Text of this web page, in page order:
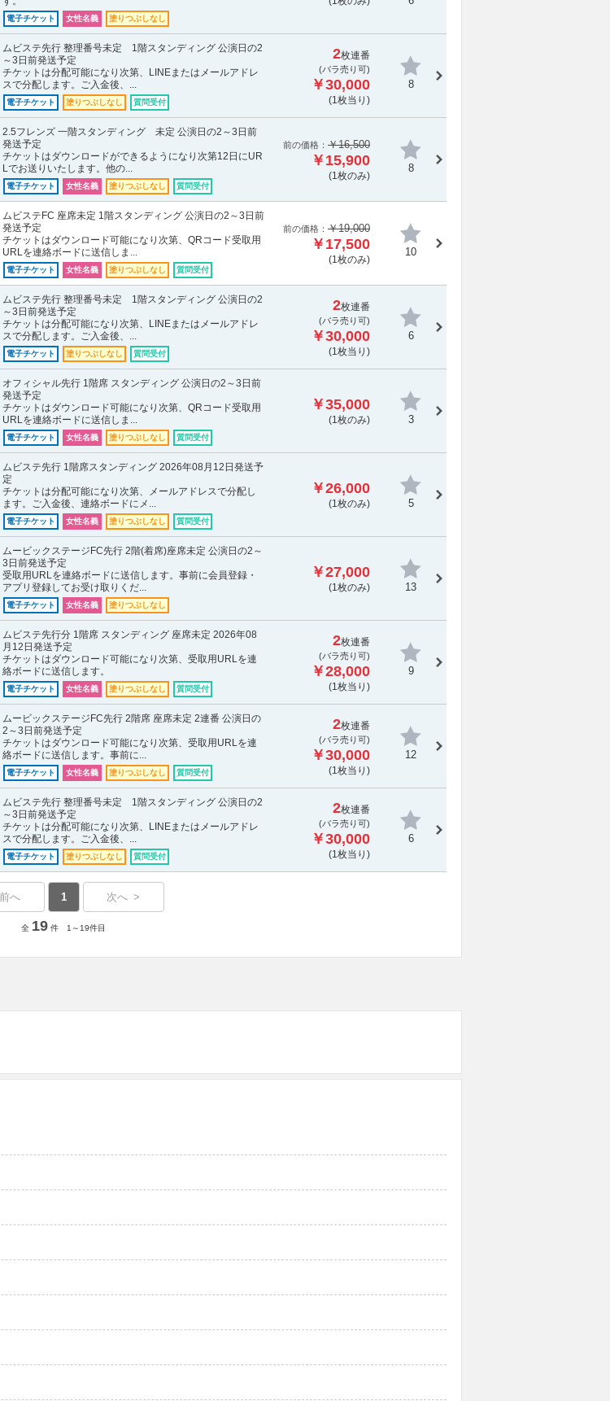
電子チケット 女性名義 塗りつぶしなし
ムビステ先行 整理番号未定 1階スタンディング 公演日の2
～3日前発送予定
チケットは分配可能になり次第、LINEまたはメールアドレ
スで分配します。ご入金後、...
電子チケット 塗りつぶしなし 質問受付
2枚連番
(バラ売り可)
￥30,000
(1枚当り)
8
2.5フレンズ 一階スタンディング 未定 公演日の2～3日前
発送予定
チケットはダウンロードができるようになり次第12日にUR
Lでお送りいたします。他の...
電子チケット 女性名義 塗りつぶしなし 質問受付
前の価格： ￥16,500
￥15,900
(1枚のみ)
8
ムビステFC 座席未定 1階スタンディング 公演日の2～3日前
発送予定
チケットはダウンロード可能になり次第、QRコード受取用
URLを連絡ボードに送信しま...
電子チケット 女性名義 塗りつぶしなし 質問受付
前の価格： ￥19,000
￥17,500
(1枚のみ)
10
ムビステ先行 整理番号未定 1階スタンディング 公演日の2
～3日前発送予定
チケットは分配可能になり次第、LINEまたはメールアドレ
スで分配します。ご入金後、...
電子チケット 塗りつぶしなし 質問受付
2枚連番
(バラ売り可)
￥30,000
(1枚当り)
6
オフィシャル先行 1階席 スタンディング 公演日の2～3日前
発送予定
チケットはダウンロード可能になり次第、QRコード受取用
URLを連絡ボードに送信しま...
電子チケット 女性名義 塗りつぶしなし 質問受付
￥35,000
(1枚のみ) 3
ムビステ先行 1階席スタンディング 2026年08月12日発送予
定
チケットは分配可能になり次第、メールアドレスで分配し
ます。ご入金後、連絡ボードにメ...
電子チケット 女性名義 塗りつぶしなし 質問受付
￥26,000
(1枚のみ) 5
ムービックステージFC先行 2階(着席)座席未定 公演日の2～
3日前発送予定
受取用URLを連絡ボードに送信します。事前に会員登録・
アプリ登録してお受け取りくだ...
電子チケット 女性名義 塗りつぶしなし
￥27,000
(1枚のみ) 13
ムビステ先行分 1階席 スタンディング 座席未定 2026年08
月12日発送予定
チケットはダウンロード可能になり次第、受取用URLを連
絡ボードに送信します。
電子チケット 女性名義 塗りつぶしなし 質問受付
2枚連番
(バラ売り可)
￥28,000
(1枚当り)
9
ムービックステージFC先行 2階席 座席未定 2連番 公演日の
2～3日前発送予定
チケットはダウンロード可能になり次第、受取用URLを連
絡ボードに送信します。事前に...
電子チケット 女性名義 塗りつぶしなし 質問受付
2枚連番
(バラ売り可)
￥30,000
(1枚当り)
12
ムビステ先行 整理番号未定 1階スタンディング 公演日の2
～3日前発送予定
チケットは分配可能になり次第、LINEまたはメールアドレ
スで分配します。ご入金後、...
電子チケット 塗りつぶしなし 質問受付
2枚連番
(バラ売り可)
￥30,000
(1枚当り)
6
へ 1 次へ >
全 19 件 1～19件目